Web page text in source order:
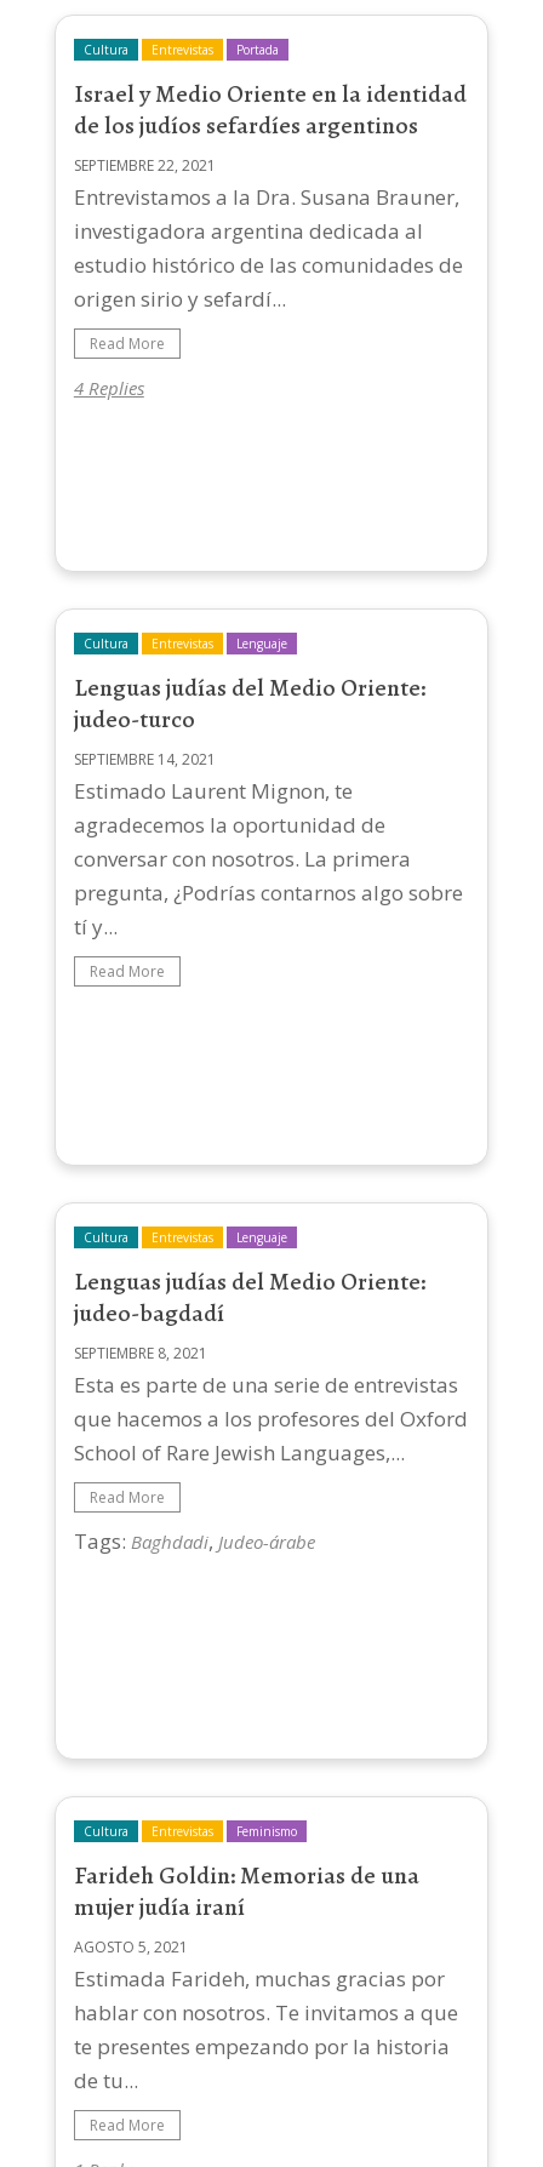
Cultura Entrevistas Portada
Israel y Medio Oriente en la identidad
de los judíos sefardíes argentinos
SEPTIEMBRE 22, 2021
Entrevistamos a la Dra. Susana Brauner,
investigadora argentina dedicada al
estudio histórico de las comunidades de
origen sirio y sefardí...
Read More
4 Replies
Cultura Entrevistas Lenguaje
Lenguas judías del Medio Oriente:
judeo-turco
SEPTIEMBRE 14, 2021
Estimado Laurent Mignon, te
agradecemos la oportunidad de
conversar con nosotros. La primera
pregunta, ¿Podrías contarnos algo sobre
tí y...
Read More
Cultura Entrevistas Lenguaje
Lenguas judías del Medio Oriente:
judeo-bagdadí
SEPTIEMBRE 8, 2021
Esta es parte de una serie de entrevistas
que hacemos a los profesores del Oxford
School of Rare Jewish Languages,...
Read More
Tags: Baghdadi, Judeo-árabe
Cultura Entrevistas Feminismo
Farideh Goldin: Memorias de una
mujer judía iraní
AGOSTO 5, 2021
Estimada Farideh, muchas gracias por
hablar con nosotros. Te invitamos a que
te presentes empezando por la historia
de tu...
Read More